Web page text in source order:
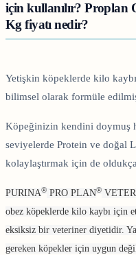
için kullanılır? Proplan
Kg fiyatı nedir?
Yetişkin köpeklerde kilo
bilimsel olarak formüle
Köpeğinizin kendini doymuş
seviyelerde Protein ve doğal
kolaylaştırmak için de
PURINA® PRO PLAN®
obez köpeklerde kilo kaybı için
eksiksiz bir veteriner diyetidir.
gereken köpekler için uygun